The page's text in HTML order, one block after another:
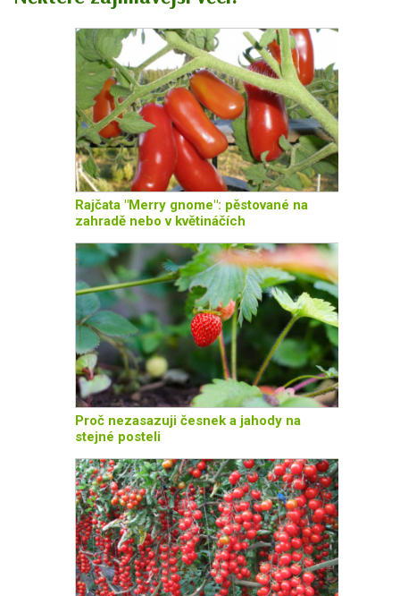
Rajčata "Merry gnome": pěstované na
zahradě nebo v květináčích
Proč nezasazuji česnek a jahody na
stejné posteli